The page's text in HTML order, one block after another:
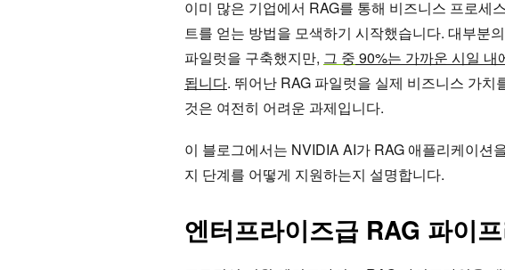
이미 많은 기업에서 RAG를 통해 비즈니스 프로세
트를 얻는 방법을 모색하기 시작했습니다. 대부분
파일럿을 구축했지만, 그 중 90%는 가까운 시일 내
됩니다. 뛰어난 RAG 파일럿을 실제 비즈니스 가
것은 여전히 어려운 과제입니다.
이 블로그에서는 NVIDIA AI가 RAG 애플리케이션
지 단계를 어떻게 지원하는지 설명합니다.
엔터프라이즈급 RAG 파이